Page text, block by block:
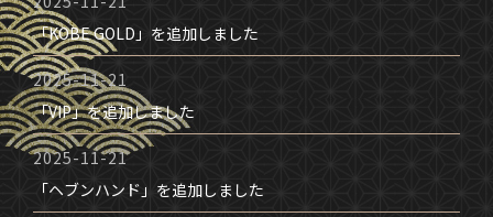
「KOBE GOLD」を追加しました
2025-11-21
「VIP」を追加しました
2025-11-21
「ヘブンハンド」を追加しました